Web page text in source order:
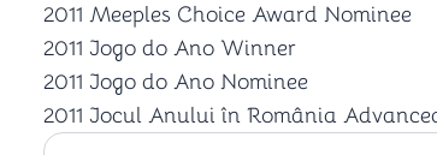
2011 Meeples Choice Award Nominee
2011 Jogo do Ano Winner
2011 Jogo do Ano Nominee
2011 Jocul Anului în România